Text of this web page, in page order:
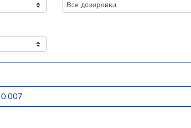
0.007